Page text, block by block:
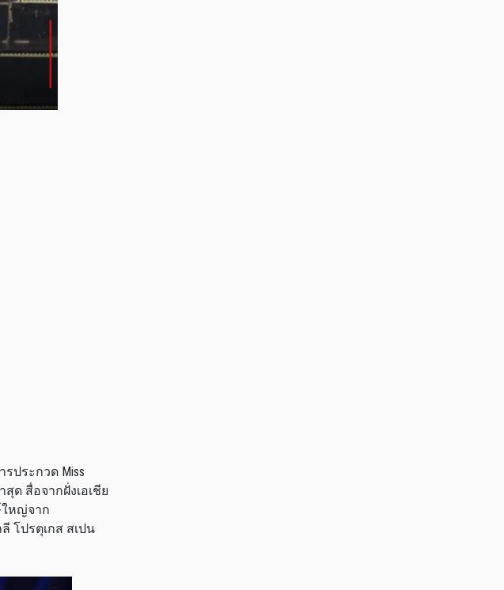
ประกวด Miss
สุด สื่อจากฝั่งเอเชีย
ใหญ่จาก
โปรตุเกส สเปน